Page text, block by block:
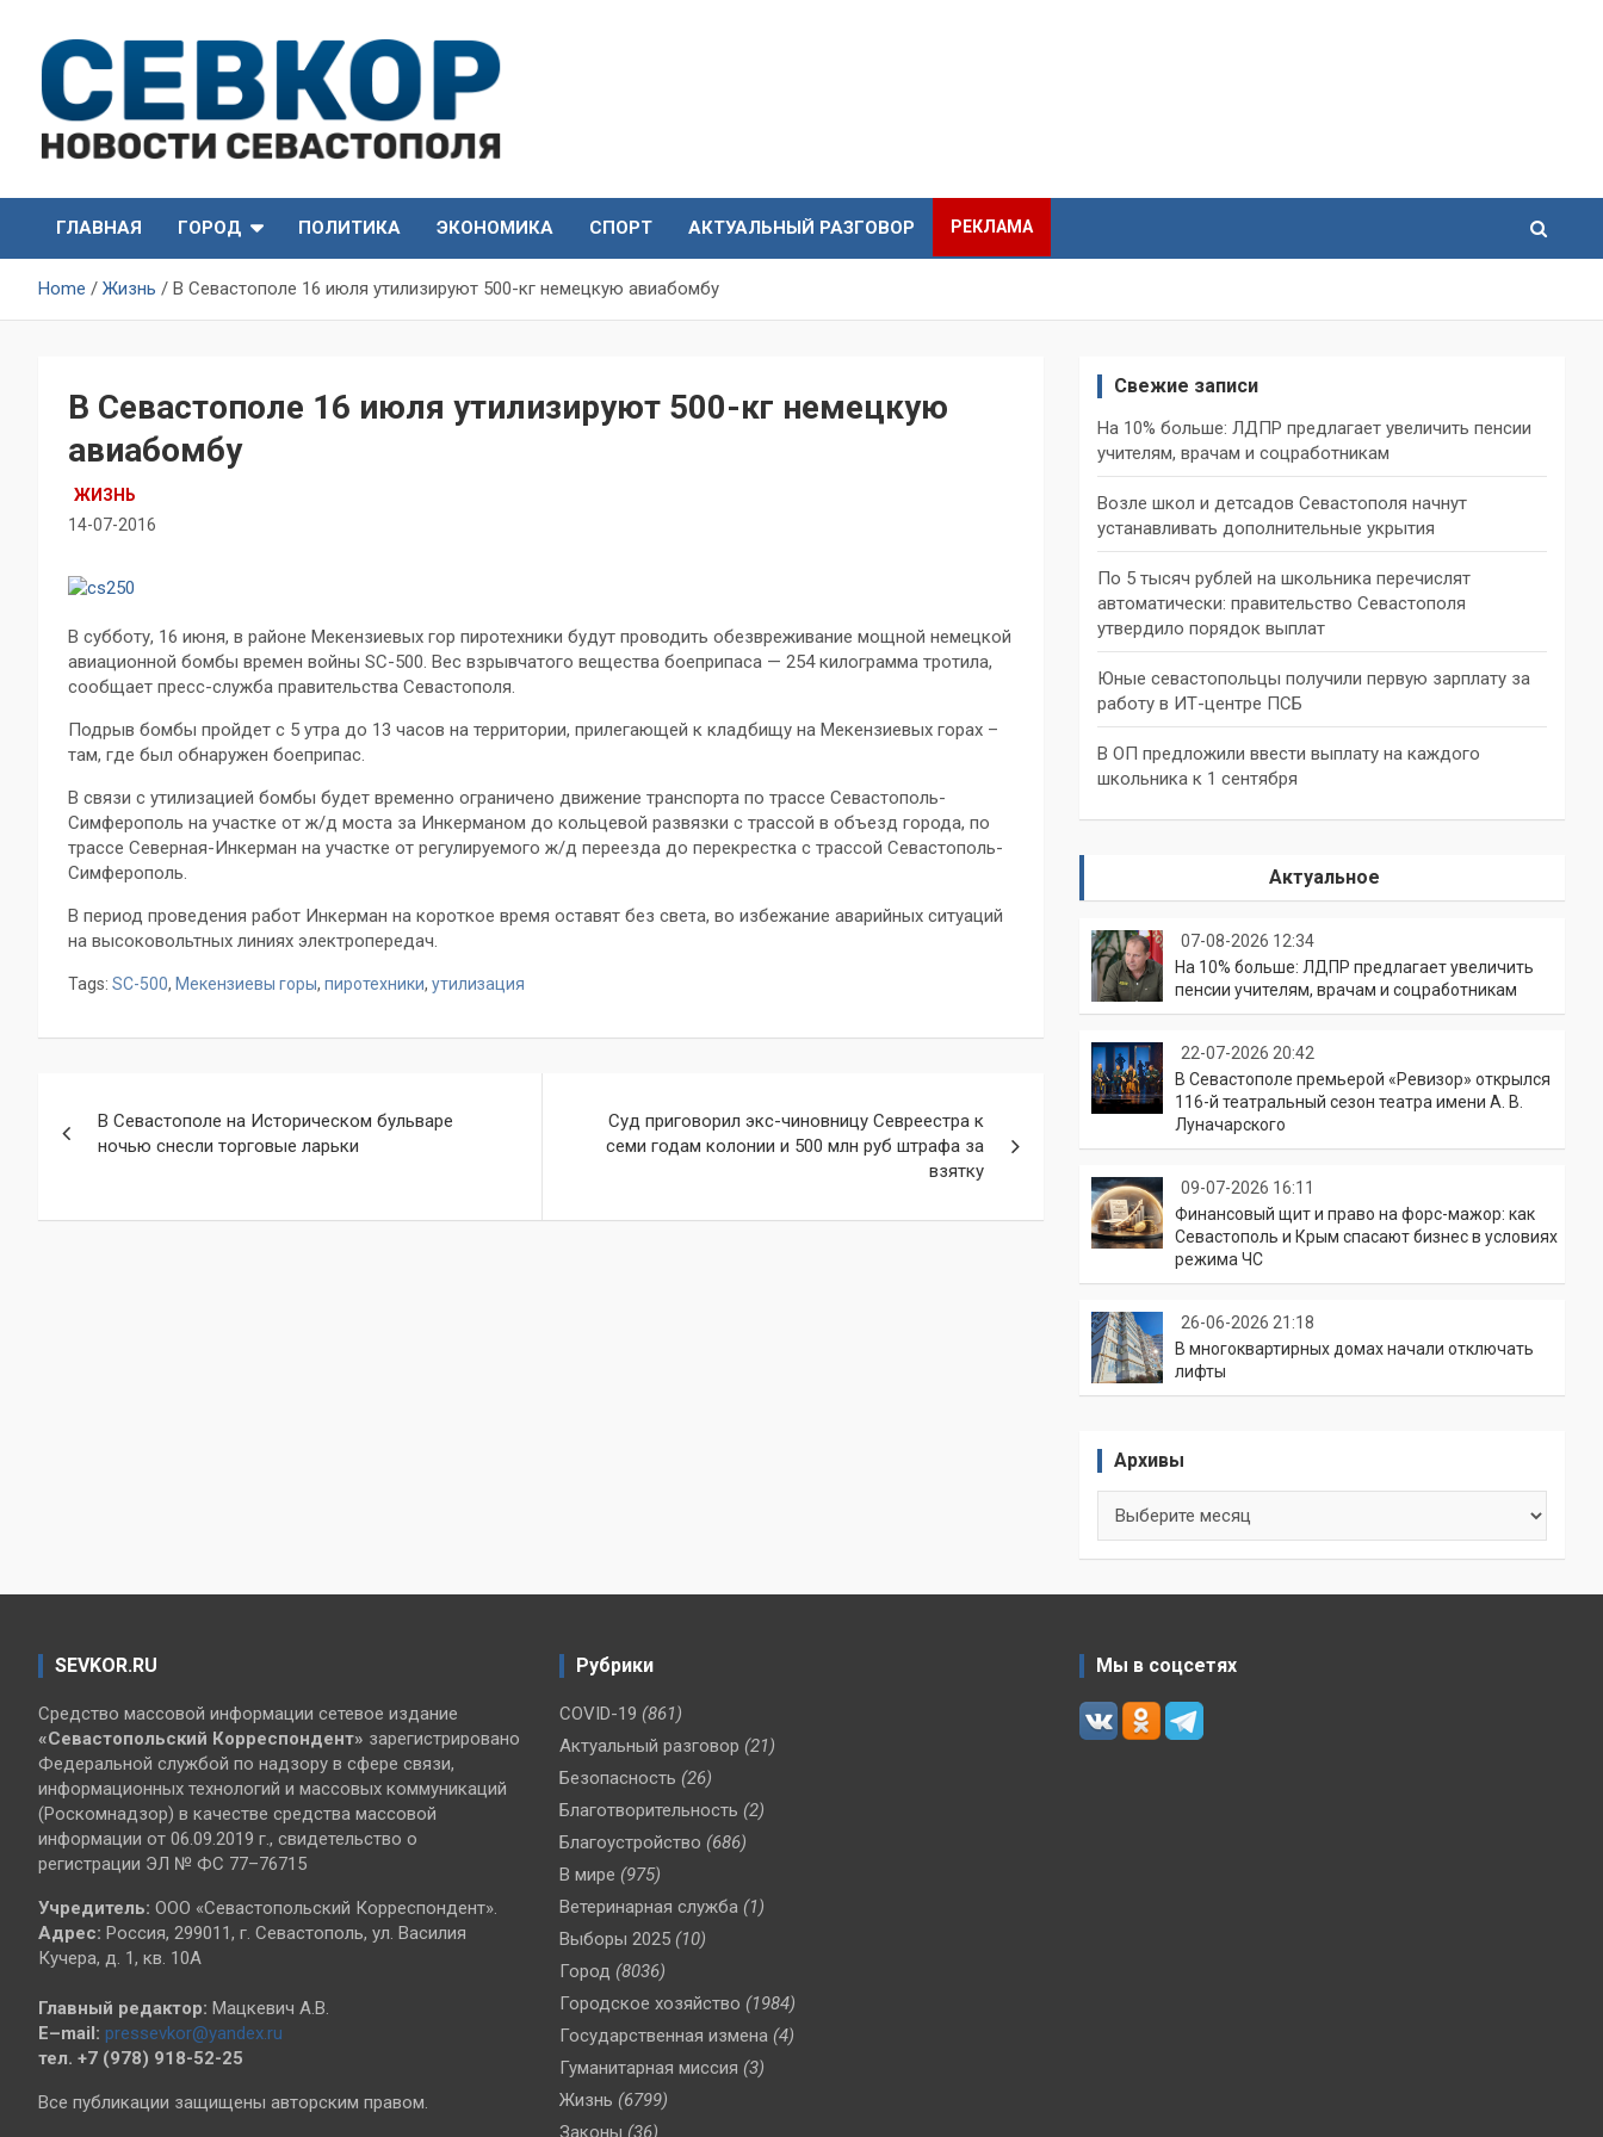
content
СевКор — Новости
Севастополя
Севастополя
ГЛАВНАЯ
ГОРОД ПОЛИТИКА ЭКОНОМИКА СПОРТ АКТУАЛЬНЫЙ РАЗГОВОР РЕКЛАМА
Home Жизнь В Севастополе 16 июля утилизируют 500-кг немецкую авиабомбу
В Севастополе 16 июля утилизируют 500-кг немецкую
авиабомбу
ЖИЗНЬ
14-07-2016
В субботу, 16 июня, в районе Мекензиевых гор пиротехники будут проводить обезвреживание мощной немецкой
авиационной бомбы времен войны SC-500. Вес взрывчатого вещества боеприпаса — 254 килограмма тротила,
сообщает пресс-служба правительства Севастополя.
Подрыв бомбы пройдет с 5 утра до 13 часов на территории, прилегающей к кладбищу на Мекензиевых горах –
там, где был обнаружен боеприпас.
В связи с утилизацией бомбы будет временно ограничено движение транспорта по трассе Севастополь-
Симферополь на участке от ж/д моста за Инкерманом до кольцевой развязки с трассой в объезд города, по
трассе Северная-Инкерман на участке от регулируемого ж/д переезда до перекрестка с трассой Севастополь-
Симферополь.
В период проведения работ Инкерман на короткое время оставят без света, во избежание аварийных ситуаций
на высоковольтных линиях электропередач.
Tags: SC-500, Мекензиевы горы, пиротехники, утилизация
по
В Севастополе на Историческом бульваре
ночью снесли торговые ларьки
Суд приговорил экс-чиновницу Севреестра к
семи годам колонии и 500 млн руб штрафа за
взятку
Свежие записи
На 10% больше: ЛДПР предлагает увеличить пенсии
учителям, врачам и соцработникам
Возле школ и детсадов Севастополя начнут
устанавливать дополнительные укрытия
По 5 тысяч рублей на школьника перечислят
автоматически: правительство Севастополя
утвердило порядок выплат
Юные севастопольцы получили первую зарплату за
работу в ИТ-центре ПСБ
В ОП предложили ввести выплату на каждого
школьника к 1 сентября
Актуальное
07-08-2026 12:34
На 10% больше: ЛДПР предлагает увеличить
пенсии учителям, врачам и соцработникам
22-07-2026 20:42
В Севастополе премьерой «Ревизор» открылся
116-й театральный сезон театра имени А. В.
Луначарского
09-07-2026 16:11
Финансовый щит и право на форс-мажор: как
Севастополь и Крым спасают бизнес в условиях
режима ЧС
26-06-2026 21:18
В многоквартирных домах начали отключать
лифты
Архивы
SEVKOR.RU
Средство массовой информации сетевое издание
«Севастопольский Корреспондент» зарегистрировано
Федеральной службой по надзору в сфере связи,
информационных технологий и массовых коммуникаций
(Роскомнадзор) в качестве средства массовой
информации от 06.09.2019 г., свидетельство о
регистрации ЭЛ № ФС 77–76715
Учредитель: ООО «Севастопольский Корреспондент».
Адрес: Россия, 299011, г. Севастополь, ул. Василия
Кучера, д. 1, кв. 10А
Главный редактор: Мацкевич А.В.
E–mail: pressevkor@yandex.ru
тел. +7 (978) 918-52-25
Все публикации защищены авторским правом.
Рубрики
COVID-19 (861)
Актуальный разговор (21)
Безопасность (26)
Благотворительность (2)
Благоустройство (686)
В мире (975)
Ветеринарная служба (1)
Выборы 2025 (10)
Город (8036)
Городское хозяйство (1984)
Государственная измена (4)
Гуманитарная миссия (3)
Жизнь (6799)
Законы (36)
Мы в соцсетях